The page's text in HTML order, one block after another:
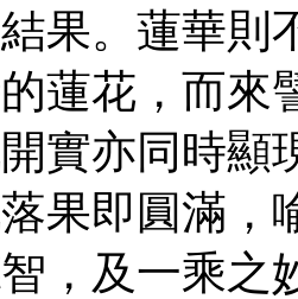
果。蓮華則
蓮花，而來
實亦同時顯
果即圓滿，
，及一乘之